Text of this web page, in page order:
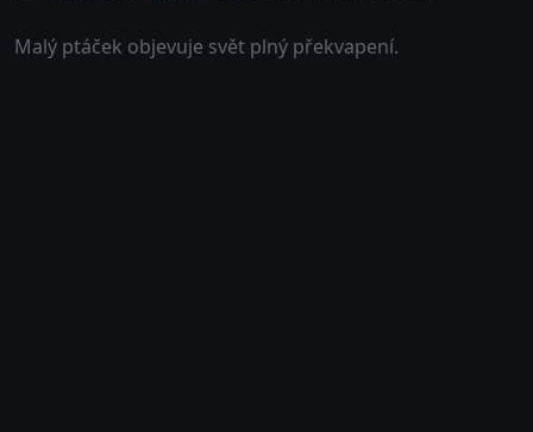
Malý ptáček objevuje svět plný překvapení.